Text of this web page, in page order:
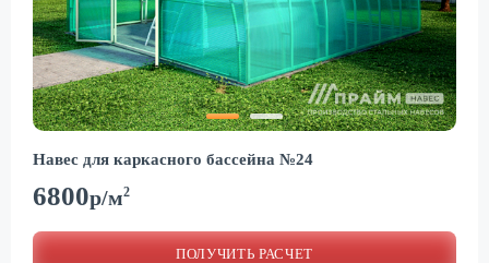
Навес для каркасного бассейна №24
6800р/м2
ПОЛУЧИТЬ РАСЧЕТ